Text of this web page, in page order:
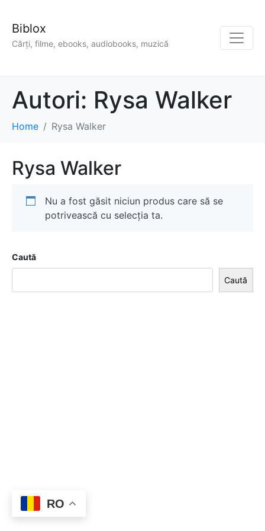
Biblox
Cărți, filme, ebooks, audiobooks, muzică
Autori: Rysa Walker
Home Rysa Walker
Rysa Walker
Nu a fost găsit niciun produs care să se
potrivească cu selecția ta.
Caută
Caută
RO